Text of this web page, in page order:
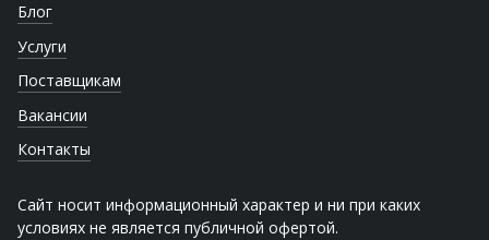
Блог
Услуги
Поставщикам
Вакансии
Контакты
Сайт носит информационный характер и ни при каких
условиях не является публичной офертой.